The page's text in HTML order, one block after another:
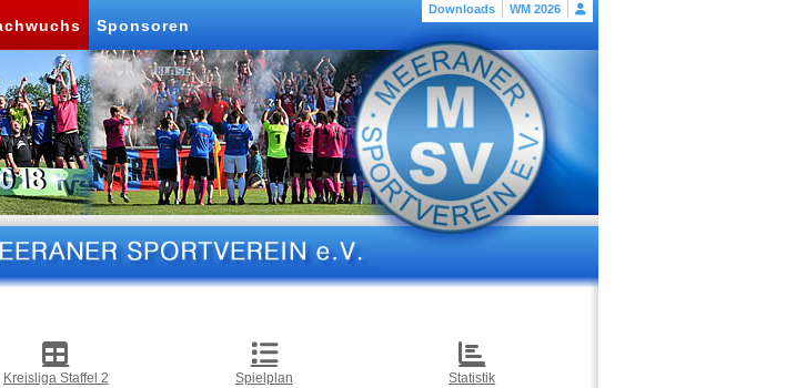
Downloads WM 2026
Sponsoren
Kreisliga Staffel 2 Spielplan Statistik